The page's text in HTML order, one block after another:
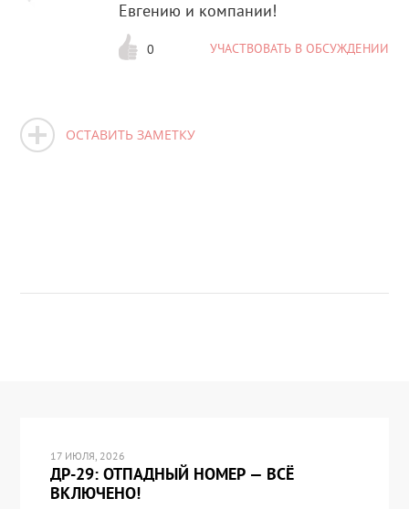
Евгению и компании!
0 УЧАСТВОВАТЬ В ОБСУЖДЕНИИ
ОСТАВИТЬ ЗАМЕТКУ
17 ИЮЛЯ, 2026
ДР-29: ОТПАДНЫЙ НОМЕР — ВСЁ
ВКЛЮЧЕНО!